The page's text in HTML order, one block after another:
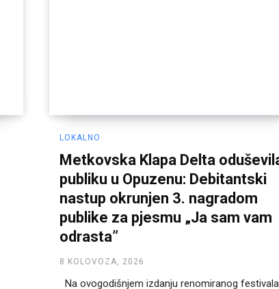
LOKALNO
Metkovska Klapa Delta
publiku u Opuzenu: Debitantski
nastup okrunjen 3. nagradom
publike za pjesmu „Ja sam vam
odrasta”
8 KOLOVOZA, 2026